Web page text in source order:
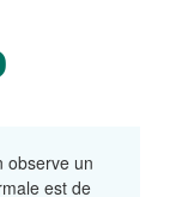
observe un
est de